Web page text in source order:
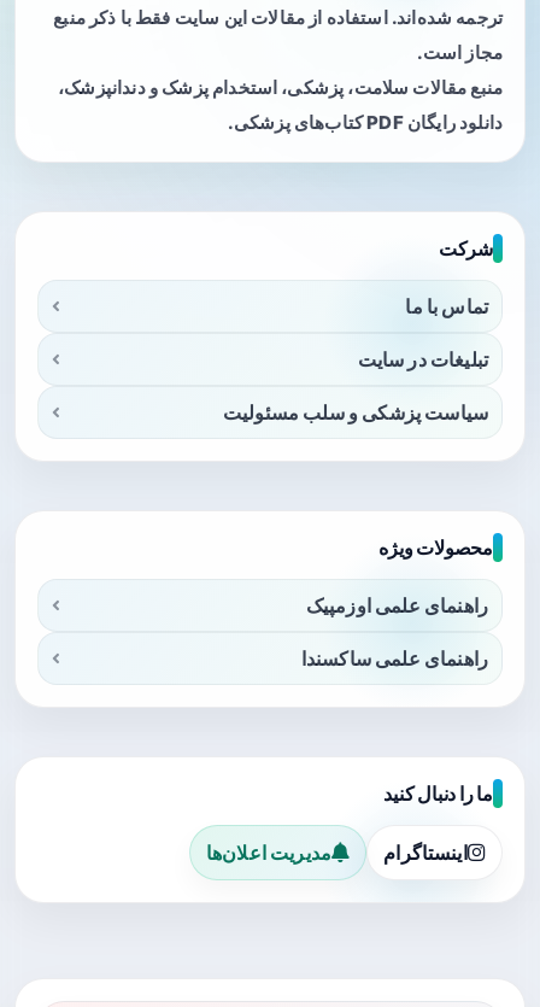
ترجمه شده‌اند. استفاده از مقالات این سایت فقط با ذکر منبع
مجاز است.
منبع مقالات سلامت، پزشکی، استخدام پزشک و دندانپزشک،
دانلود رایگان PDF کتاب‌های پزشکی.
شرکت
تماس با ما
تبلیغات در سایت
سیاست پزشکی و سلب مسئولیت
محصولات ویژه
راهنمای علمی اوزمپیک
راهنمای علمی ساکسندا
ما را دنبال کنید
اینستاگرام مدیریت اعلان‌ها